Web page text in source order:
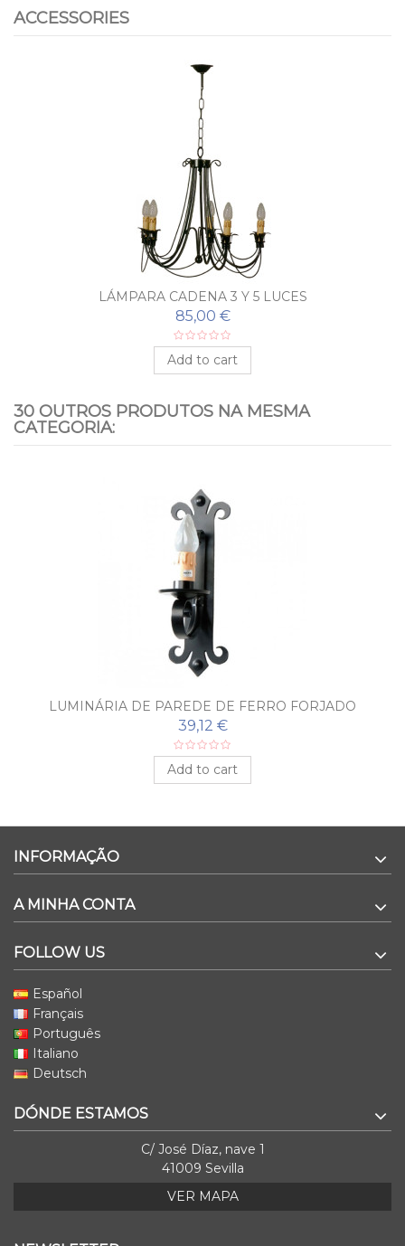
ACCESSORIES
LÁMPARA CADENA 3 Y 5 LUCES
85,00 €
Add to cart
30 OUTROS PRODUTOS NA MESMA
CATEGORIA:
LUMINÁRIA DE PAREDE DE FERRO FORJADO
MEDINA
39,12 €
Add to cart
INFORMAÇÃO
A MINHA CONTA
FOLLOW US
Español
Français
Português
Italiano
Deutsch
DÓNDE ESTAMOS
C/ José Díaz, nave 1
41009 Sevilla
VER MAPA